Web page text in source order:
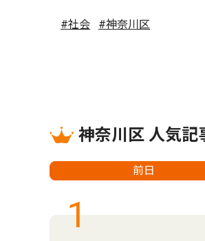
#社会 #神奈川区
神奈川区 人気記
前日
1